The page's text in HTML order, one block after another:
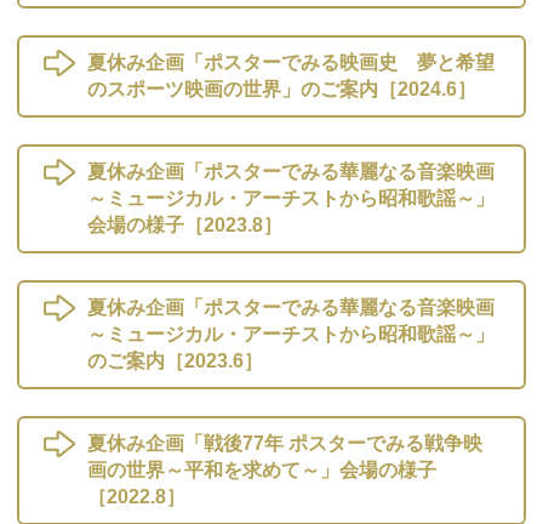
夏休み企画「ポスターでみる映画史 夢と希望
のスポーツ映画の世界」のご案内［2024.6］
夏休み企画「ポスターでみる華麗なる音楽映画
～ミュージカル・アーチストから昭和歌謡～」
会場の様子［2023.8］
夏休み企画「ポスターでみる華麗なる音楽映画
～ミュージカル・アーチストから昭和歌謡～」
のご案内［2023.6］
夏休み企画「戦後77年 ポスターでみる戦争映
画の世界～平和を求めて～」会場の様子
［2022.8］